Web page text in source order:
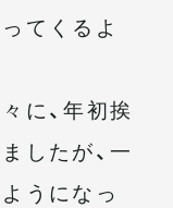
てくるよ
に、年初挨
したが、一
うになっ